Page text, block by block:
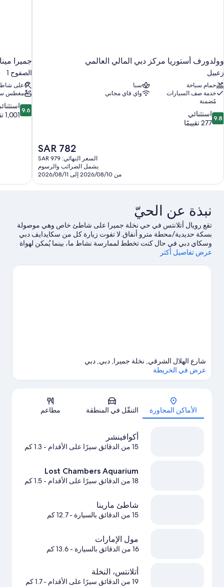
وولدورف أستوريا مركز دبي المالي العالمي
زعبيل
حمام سباحة
سبا
خدمة صف السيارات
مُضمنة
واي فاي مجاني
9.8
من
9.8 استثنائي
277 تقييمًا
السعر
الحالي
هو
SAR
782
SAR 782
السعر النهائي: SAR 979
يشمل الضرائب والرسوم
من 2026/08/10 إلى 2026/08/11
جميرا
الصفوح 1
على
مغطس
9.6
من
9.6
1,001 تقييم
نبذة عن الحيّ
تقع رويال أتلانتس في حي نخلة جميرا ‏على شاطئ خاص وهي موصولة
بسكة حديدية/محطة مترو أنفاق.لا تفوت زيارة كل من سكايدايف دبي
وسكاي دبي في حال كنت تخطط لممارسة نشاط ما، بينما يُمكن لهواة
التسوق زيارة ذا بوينت ونخلة جميرا مول.هل تصطحب أطفال معك في
من خلال إمكانية ركوب الجت سكي في مكان قريب، والتزلج على الماء،
عرض تفاصيل أكثر
الخريطة
شارع الهلال الشرقي, نخلة جميرا, دبي, دبي
عرض في الخريطة
الأماكن المجاورة التنقّل في المنطقة مطاعم
أكوافينشر
15 من الدقائق سيرًا على الأقدام - 1.3 كم
Lost Chambers Aquarium
18 من الدقائق سيرًا على الأقدام - 1.5 كم
شاطئ مارينا
15 من الدقائق بالسيارة - 12.7 كم
مول الإمارات
16 من الدقائق بالسيارة - 13.6 كم
أتلانتس، النخلة
19 من الدقائق سيرًا على الأقدام - 1.7 كم